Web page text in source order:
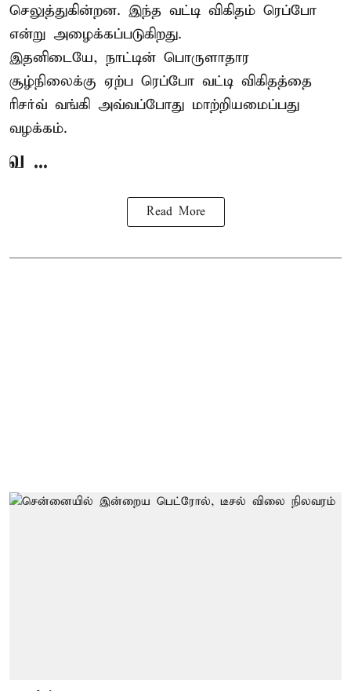
செலுத்துகின்றன. இந்த வட்டி விகிதம் ரெப்போ
என்று அழைக்கப்படுகிறது.
இதனிடையே, நாட்டின் பொருளாதார
சூழ்நிலைக்கு ஏற்ப ரெப்போ வட்டி விகிதத்தை
ரிசர்வ் வங்கி அவ்வப்போது மாற்றியமைப்பது
வழக்கம்.
வ ...
Read More